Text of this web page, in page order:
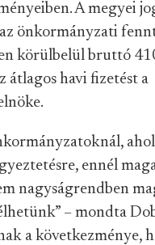
A megyei
önkormányzati
körülbelül bruttó
átlagos havi fizetést a
ennél
nagyságrendben
– mondta
a következménye,